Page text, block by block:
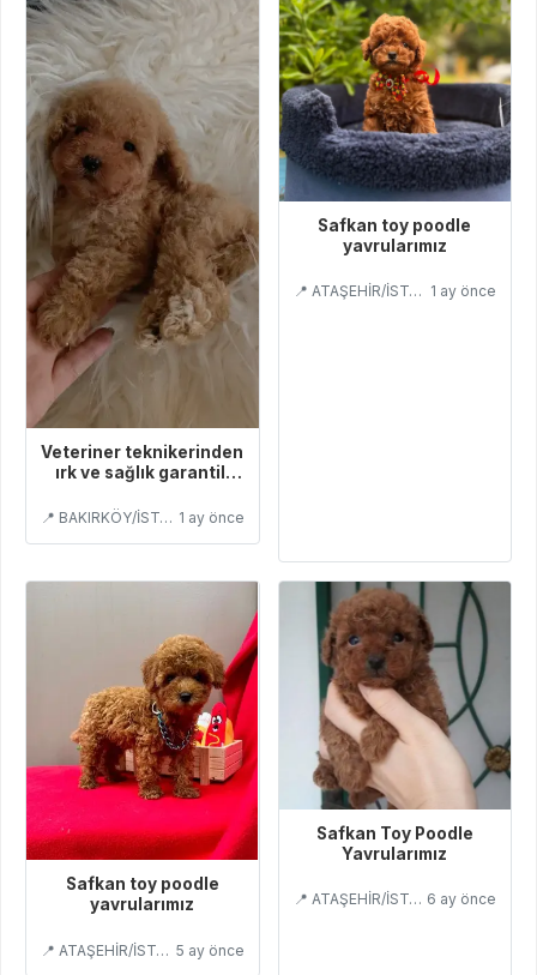
Veteriner teknikerinden
ırk ve sağlık garantili
📍 BAKIRKÖY/İSTANBUL 1 ay önce
Safkan toy poodle
yavrularımız
📍 ATAŞEHİR/İSTANBUL 1 ay önce
Safkan toy poodle
yavrularımız
📍 ATAŞEHİR/İSTANBUL 5 ay önce
Safkan Toy Poodle
Yavrularımız
📍 ATAŞEHİR/İSTANBUL 6 ay önce